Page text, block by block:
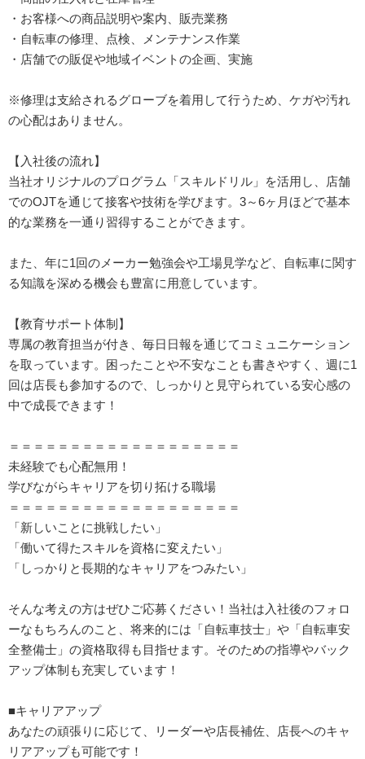
・お客様への商品説明や案内、販売業務
・自転車の修理、点検、メンテナンス作業
・店舗での販促や地域イベントの企画、実施
※修理は支給されるグローブを着用して行うため、ケガや汚れ
の心配はありません。
【入社後の流れ】
当社オリジナルのプログラム「スキルドリル」を活用し、店舗
でのOJTを通じて接客や技術を学びます。3～6ヶ月ほどで基本
的な業務を一通り習得することができます。
また、年に1回のメーカー勉強会や工場見学など、自転車に関す
る知識を深める機会も豊富に用意しています。
【教育サポート体制】
専属の教育担当が付き、毎日日報を通じてコミュニケーション
を取っています。困ったことや不安なことも書きやすく、週に1
回は店長も参加するので、しっかりと見守られている安心感の
中で成長できます！
＝＝＝＝＝＝＝＝＝＝＝＝＝＝＝＝＝＝＝
未経験でも心配無用！
学びながらキャリアを切り拓ける職場
＝＝＝＝＝＝＝＝＝＝＝＝＝＝＝＝＝＝＝
「新しいことに挑戦したい」
「働いて得たスキルを資格に変えたい」
「しっかりと長期的なキャリアをつみたい」
そんな考えの方はぜひご応募ください！当社は入社後のフォロ
ーなもちろんのこと、将来的には「自転車技士」や「自転車安
全整備士」の資格取得も目指せます。そのための指導やバック
アップ体制も充実しています！
■キャリアアップ
あなたの頑張りに応じて、リーダーや店長補佐、店長へのキャ
リアアップも可能です！